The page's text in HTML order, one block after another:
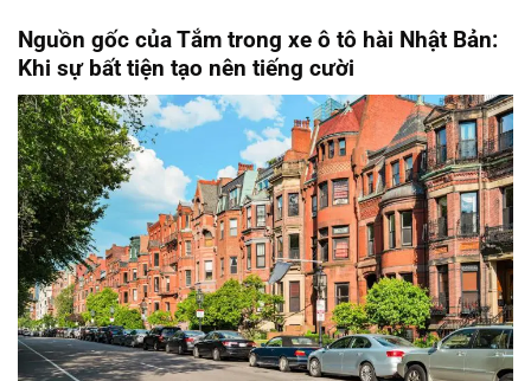
Nguồn gốc của Tắm trong xe ô tô hài Nhật Bản:
Khi sự bất tiện tạo nên tiếng cười